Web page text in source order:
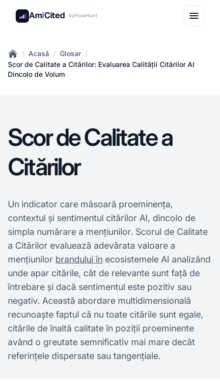
AmICited byFlowHunt
Home
/ Acasă / Glosar /
Scor de Calitate a Citărilor: Evaluarea Calității Citărilor AI
Dincolo de Volum
Scor de Calitate a
Citărilor
Un indicator care măsoară proeminența,
contextul și sentimentul citărilor AI, dincolo de
simpla numărare a mențiunilor. Scorul de Calitate
a Citărilor evaluează adevărata valoare a
mențiunilor brandului în ecosistemele AI analizând
unde apar citările, cât de relevante sunt față de
întrebare și dacă sentimentul este pozitiv sau
negativ. Această abordare multidimensională
recunoaște faptul că nu toate citările sunt egale,
citările de înaltă calitate în poziții proeminente
având o greutate semnificativ mai mare decât
referințele dispersate sau tangențiale.